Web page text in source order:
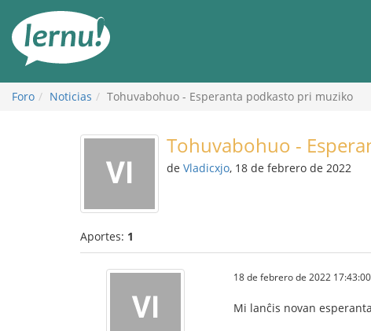
Foro Noticias Tohuvabohuo - Esperanta podkasto pri muziko
Tohuvabohuo -
de Vladicxjo, 18 de febrero de 2022
Aportes: 1
18 de febrero de 2022 17:43:00
Mi lanĉis novan